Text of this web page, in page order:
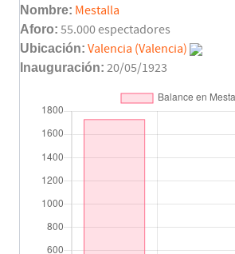
Nombre: Mestalla
Aforo: 55.000 espectadores
Ubicación: Valencia (Valencia)
Inauguración: 20/05/1923